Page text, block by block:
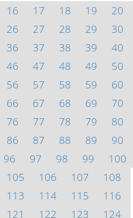
16 17 18 19
20
26 27 28 29
30
36 37 38 39
40
46 47 48 49
50
56 57 58 59
60
66 67 68 69
70
76 77 78 79
80
86 87 88 89
90
96 97 98 99
100
105 106 107
108
113 114 115
116
121 122 123
124